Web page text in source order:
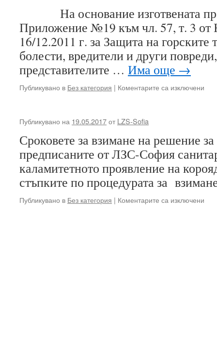
На основание изготвената
Приложение №19 към чл. 57, т. 3
16/12.2011 г. за Защита на горските
болести, вредители и други
представителите … Има още →
Публикувано в Без категория | Коментарите са изключени
оса
Публикувано на 19.05.2017от LZS-Sofia
Сроковете за взимане на решение
предписаните от ЛЗС-София
каламитетното проявление на
стъпките по процедурата за
Публикувано в Без категория | Коментарите са изключени